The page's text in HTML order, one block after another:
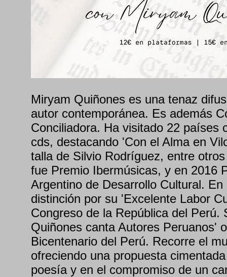
Miryam Quiñones es una tenaz
autor contemporánea. Es además
Conciliadora. Ha visitado 22 países
cds, destacando 'Con el Alma en
talla de Silvio Rodríguez, entre
fue Premio Ibermúsicas, y en 2016
Argentino de Desarrollo Cultural.
distinción por su 'Excelente Labor
Congreso de la República del Perú.
Quiñones canta Autores Peruanos'
Bicentenario del Perú. Recorre el
ofreciendo una propuesta
poesía y en el compromiso de un